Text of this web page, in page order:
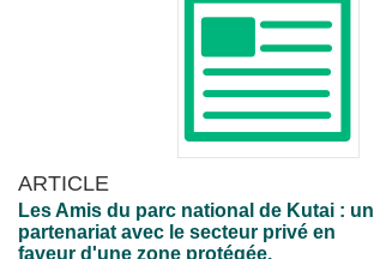
ARTICLE
Les Amis du parc national de Kutai : un
partenariat avec le secteur privé en
faveur d'une zone protégée.